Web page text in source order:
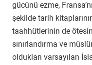
gücünü ezme,
şekilde tarih
taahhütlerinin de
sınırlandırma ve
oldukları varsayılan